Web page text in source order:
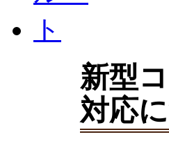
新型
対応